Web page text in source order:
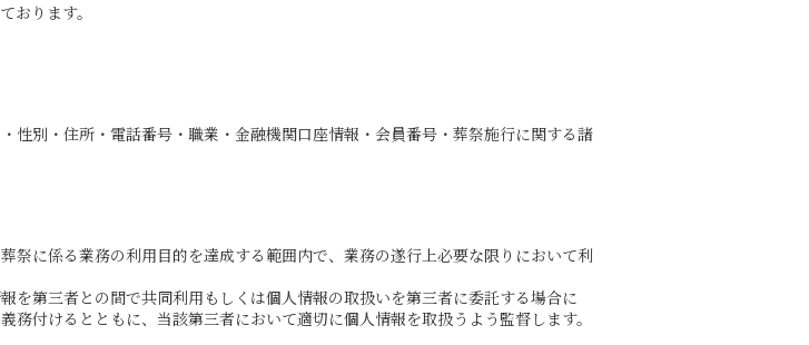
おります。
性別・住所・電話番号・職業・金融機関口座情報・会員番号・葬祭施行に関する諸
祭に係る業務の利用目的を達成する範囲内で、業務の遂行上必要な限りにおいて利
を第三者との間で共同利用もしくは個人情報の取扱いを第三者に委託する場合に
付けるとともに、当該第三者において適切に個人情報を取扱うよう監督します。